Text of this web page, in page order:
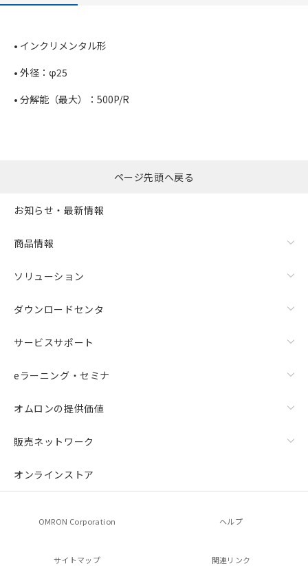
• インクリメンタル形
• 外径：φ25
• 分解能（最大）：500P/R
ページ先頭へ戻る
お知らせ・最新情報
商品情報
ソリューション
ダウンロードセンタ
サービスサポート
eラーニング・セミナ
オムロンの提供価値
販売ネットワーク
オンラインストア
OMRON Corporation ヘルプ
サイトマップ 関連リンク